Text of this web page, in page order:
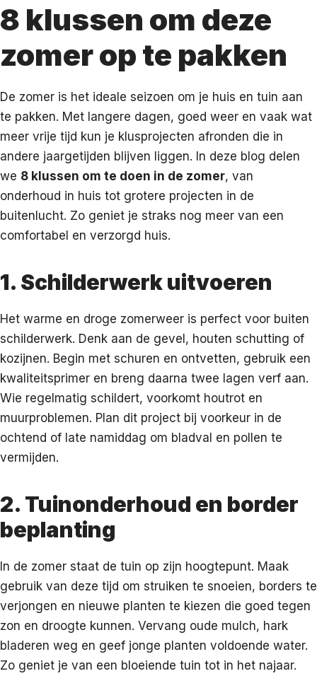
8 klussen om deze
zomer op te pakken
De zomer is het ideale seizoen om je huis en tuin aan
te pakken. Met langere dagen, goed weer en vaak wat
meer vrije tijd kun je klusprojecten afronden die in
andere jaargetijden blijven liggen. In deze blog delen
we 8 klussen om te doen in de zomer, van
onderhoud in huis tot grotere projecten in de
buitenlucht. Zo geniet je straks nog meer van een
comfortabel en verzorgd huis.
1. Schilderwerk uitvoeren
Het warme en droge zomerweer is perfect voor buiten
schilderwerk. Denk aan de gevel, houten schutting of
kozijnen. Begin met schuren en ontvetten, gebruik een
kwaliteitsprimer en breng daarna twee lagen verf aan.
Wie regelmatig schildert, voorkomt houtrot en
muurproblemen. Plan dit project bij voorkeur in de
ochtend of late namiddag om bladval en pollen te
vermijden.
2. Tuinonderhoud en border
beplanting
In de zomer staat de tuin op zijn hoogtepunt. Maak
gebruik van deze tijd om struiken te snoeien, borders te
verjongen en nieuwe planten te kiezen die goed tegen
zon en droogte kunnen. Vervang oude mulch, hark
bladeren weg en geef jonge planten voldoende water.
Zo geniet je van een bloeiende tuin tot in het najaar.